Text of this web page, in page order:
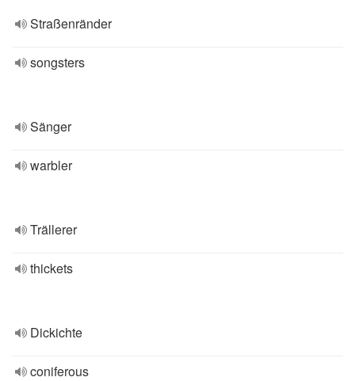
Straßenränder
songsters
Sänger
warbler
Trällerer
thickets
Dickichte
coniferous